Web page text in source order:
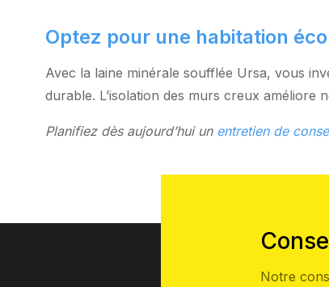
Optez pour une habitation
Avec la laine minérale soufflée Ursa, vous
durable. L’isolation des murs creux améliore
Planifiez dès aujourd’hui un entretien de
Notre